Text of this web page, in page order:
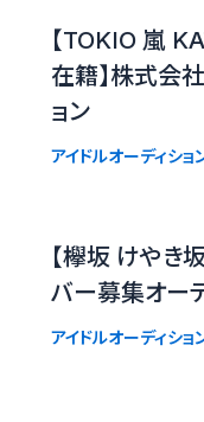
【TOKIO 嵐
在籍】株式会
ョン
アイドルオーディショ
【欅坂 けやき
バー募集オー
アイドルオーディショ